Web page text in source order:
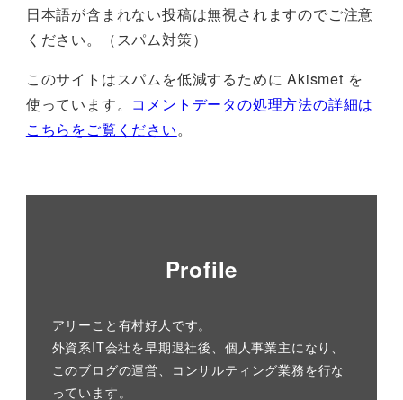
日本語が含まれない投稿は無視されますのでご注意
ください。（スパム対策）
このサイトはスパムを低減するために Akismet を
使っています。 コメントデータの処理方法の詳細は
こちらをご覧ください。
Profile
アリーこと有村好人です。
外資系IT会社を早期退社後、個人事業主になり、
このブログの運営、コンサルティング業務を行な
っています。